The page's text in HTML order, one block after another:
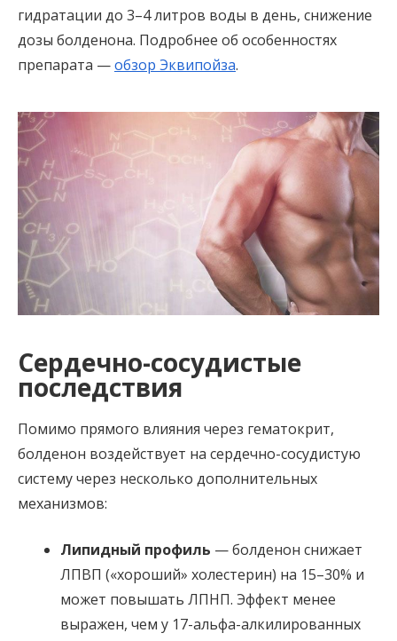
гидратации до 3–4 литров воды в день, снижение
дозы болденона. Подробнее об особенностях
препарата —обзор Эквипойза.
Сердечно-сосудистые
последствия
Помимо прямого влияния через гематокрит,
болденон воздействует на сердечно-сосудистую
систему через несколько дополнительных
механизмов:
Липидный профиль — болденон снижает
ЛПВП («хороший» холестерин) на 15–30% и
может повышать ЛПНП. Эффект менее
выражен, чем у 17-альфа-алкилированных